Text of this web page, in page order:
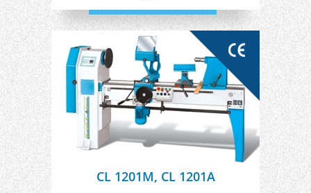
Инструменты для обслужвания.
CL 1201M, CL 1201A